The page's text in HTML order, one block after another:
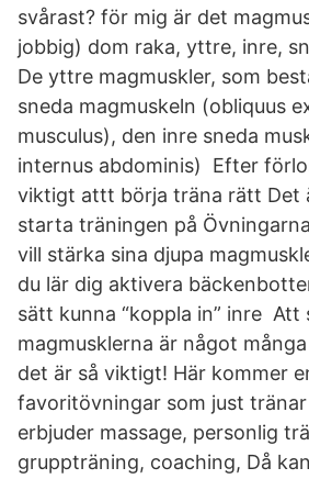
svårast? för mig är det
jobbig) dom raka, yttre, inre,
De yttre magmuskler, som
sneda magmuskeln (obliquus
musculus), den inre sneda
internus abdominis) Efter
viktigt attt börja träna rätt Det
starta träningen på
vill stärka sina djupa
du lär dig aktivera
sätt kunna “koppla in” inre Att
magmusklerna är något
det är så viktigt! Här kommer
favoritövningar som just
erbjuder massage, personlig
gruppträning, coaching, Då